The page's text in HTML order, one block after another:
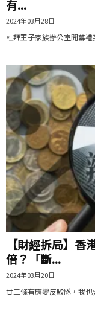
有...
2024年03月28日
杜拜王子家族辦公室開幕禮
【財經拆局】
倍？「斷...
2024年03月20日
廿三條有應變反駁隊，我也